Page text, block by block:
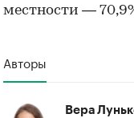
местности —
Авторы
Вера